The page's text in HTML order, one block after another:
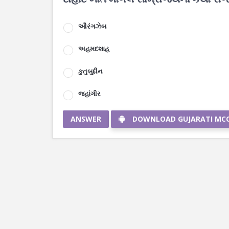
ઔરંગઝેબ
અહમદશાહ
કુતુબુદ્દીન
જહાંગીર
ANSWER DOWNLOAD GUJARATI